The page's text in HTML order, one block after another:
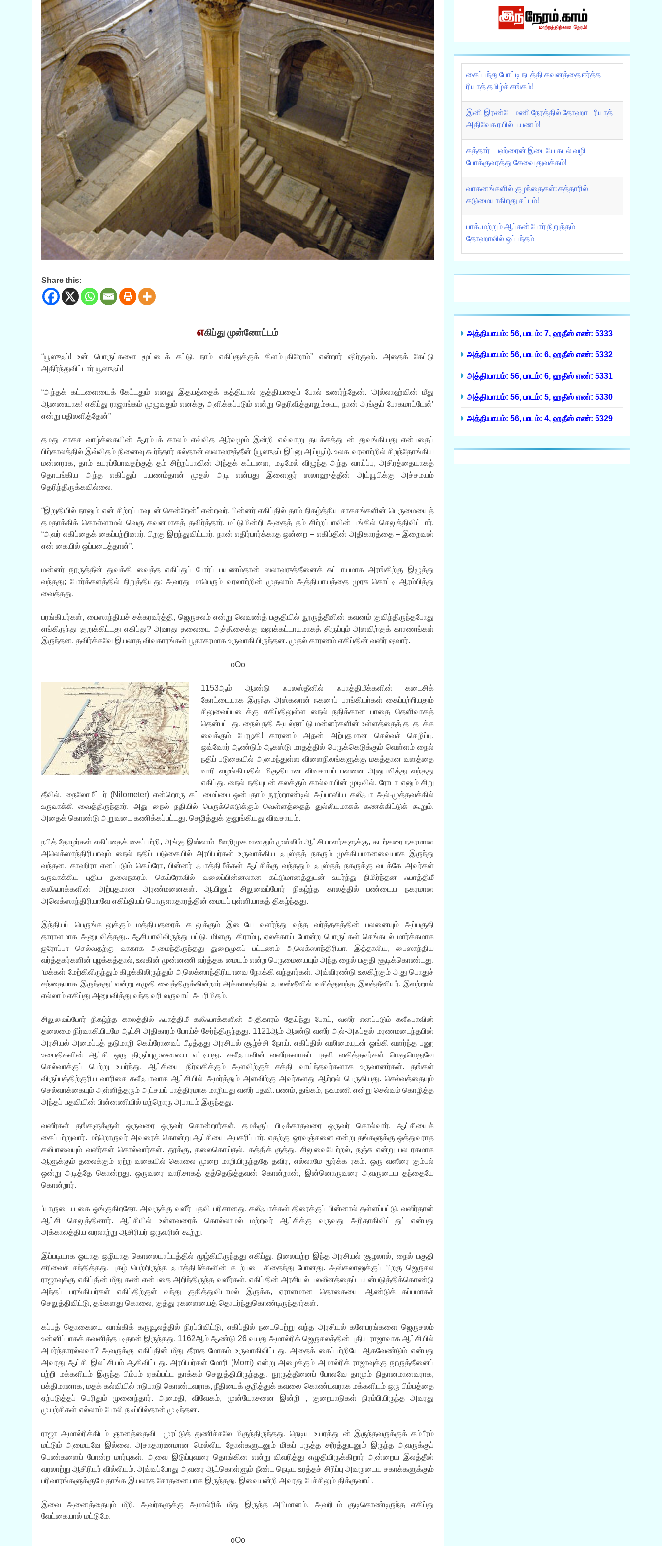
Share this:
எகிப்து முன்னோட்டம்
“யூஸுஃப்! உன் பொருட்களை மூட்டைக் கட்டு. நாம் எகிப்துக்குக் கிளம்புகிறோம்” என்றார் ஷிர்குஹ். அதைக் கேட்டு
அதிர்ந்துவிட்டார் யூஸுஃப்!
“அந்தக் கட்டளையைக் கேட்டதும் எனது இதயத்தைக் கத்தியால் குத்தியதைப் போல் உணர்ந்தேன். ‘அல்லாஹ்வின் மீது
ஆணையாக! எகிப்து ராஜாங்கம் முழுவதும் எனக்கு அளிக்கப்படும் என்று தெரிவித்தாலும்கூட, நான் அங்குப் போகமாட்டேன்’
என்று பதிலளித்தேன்”
தமது சாகச வாழ்க்கையின் ஆரம்பக் காலம் எவ்வித ஆர்வமும் இன்றி எவ்வாறு தயக்கத்துடன் துவங்கியது என்பதைப்
பிற்காலத்தில் இவ்விதம் நினைவு கூர்ந்தார் சுல்தான் ஸலாஹுத்தீன் (யூஸுஃப் இப்னு அய்யூப்). உலக வரலாற்றில் சிறந்தோங்கிய
மன்னராக, தாம் உயரப்போவதற்குத் தம் சிற்றப்பாவின் அந்தக் கட்டளை, மடிமேல் விழுந்த அந்த வாய்ப்பு, அசிரத்தையாகத்
தொடங்கிய அந்த எகிப்துப் பயணம்தான் முதல் அடி என்பது இளைஞர் ஸலாஹுத்தீன் அய்யூபிக்கு அச்சமயம்
தெரிந்திருக்கவில்லை.
“இறுதியில் நானும் என் சிற்றப்பாவுடன் சென்றேன்” என்றவர், பின்னர் எகிப்தில் தாம் நிகழ்த்திய சாகசங்களின் பெருமையைத்
தமதாக்கிக் கொள்ளாமல் வெகு கவனமாகத் தவிர்த்தார். மட்டுமின்றி அதைத் தம் சிற்றப்பாவின் பங்கில் செலுத்திவிட்டார்.
“அவர் எகிப்தைக் கைப்பற்றினார். பிறகு இறந்துவிட்டார். நான் எதிர்பார்க்காத ஒன்றை – எகிப்தின் அதிகாரத்தை – இறைவன்
என் கையில் ஒப்படைத்தான்”.
மன்னர் நூருத்தீன் துவக்கி வைத்த எகிப்துப் போர்ப் பயணம்தான் ஸலாஹுத்தீனைக் கட்டாயமாக அரங்கிற்கு இழுத்து
வந்தது; போர்க்களத்தில் நிறுத்தியது; அவரது மாபெரும் வரலாற்றின் முதலாம் அத்தியாயத்தை முரசு கொட்டி ஆரம்பித்து
வைத்தது.
பரங்கியர்கள், பைஸாந்தியச் சக்கரவர்த்தி, ஜெருசலம் என்று லெவண்த் பகுதியில் நூருத்தீனின் கவனம் குவிந்திருந்தபோது
எங்கிருந்து குறுக்கிட்டது எகிப்து? அவரது தலையை அத்திசைக்கு வலுக்கட்டாயமாகத் திருப்பும் அளவிற்குக் காரணங்கள்
இருந்தன. தவிர்க்கவே இயலாத விவகாரங்கள் பூதாகரமாக உருவாகியிருந்தன. முதல் காரணம் எகிப்தின் வஸீர் ஷவார்.
oOo
1153ஆம் ஆண்டு ஃபலஸ்தீனில் ஃபாத்திமீக்களின் கடைசிக்
கோட்டையாக இருந்த அஸ்கலான் நகரைப் பரங்கியர்கள் கைப்பற்றியதும்
சிலுவைப்படைக்கு எகிப்திலுள்ள நைல் நதிக்கான பாதை தெளிவாகத்
தென்பட்டது. நைல் நதி அயல்நாட்டு மன்னர்களின் உள்ளத்தைத் தடதடக்க
வைக்கும் பேரழகி! காரணம் அதன் அற்புதமான செல்வச் செழிப்பு.
ஒவ்வோர் ஆண்டும் ஆகஸ்டு மாதத்தில் பெருக்கெடுக்கும் வெள்ளம் நைல்
நதிப் படுகையில் அமைந்துள்ள விளைநிலங்களுக்கு மகத்தான வளத்தை
வாரி வழங்கியதில் மிகுதியான விவசாயப் பலனை அனுபவித்து வந்தது
எகிப்து. நைல் நதியுடன் கலக்கும் கால்வாயின் முடிவில், ரோடா எனும் சிறு
தீவில், நைலோமீட்டர் (Nilometer) என்றொரு கட்டமைப்பை ஒன்பதாம் நூற்றாண்டில் அப்பாஸிய கலீஃபா அல்-முத்தவக்கில்
உருவாக்கி வைத்திருந்தார். அது நைல் நதியில் பெருக்கெடுக்கும் வெள்ளத்தைத் துல்லியமாகக் கணக்கிட்டுக் கூறும்.
அதைக் கொண்டு அறுவடை கணிக்கப்பட்டது. செழித்துக் குலுங்கியது விவசாயம்.
நபித் தோழர்கள் எகிப்தைக் கைப்பற்றி, அங்கு இஸ்லாம் மீளறிமுகமானதும் முஸ்லிம் ஆட்சியாளர்களுக்கு, கடற்கரை நகரமான
அலெக்ஸாந்திரியாவும் நைல் நதிப் படுகையில் அரபியர்கள் உருவாக்கிய ஃபுஸ்தத் நகரும் முக்கியமானவையாக இருந்து
வந்தன. காஹிரா எனப்படும் கெய்ரோ, பின்னர் ஃபாத்திமீக்கள் ஆட்சிக்கு வந்ததும் ஃபுஸ்தத் நகருக்கு வடக்கே அவர்கள்
உருவாக்கிய புதிய தலைநகரம். கெய்ரோவில் வலைப்பின்னலான கட்டுமானத்துடன் உயர்ந்து நிமிர்ந்தன ஃபாத்திமீ
கலீஃபாக்களின் அற்புதமான அரண்மனைகள். ஆயினும் சிலுவைப்போர் நிகழ்ந்த காலத்தில் பண்டைய நகரமான
அலெக்ஸாந்திரியாவே எகிப்தியப் பொருளாதாரத்தின் மையப் புள்ளியாகத் திகழ்ந்தது.
இந்தியப் பெருங்கடலுக்கும் மத்தியதரைக் கடலுக்கும் இடையே வளர்ந்து வந்த வர்த்தகத்தின் பலனையும் அப்பகுதி
தாராளமாக அனுபவித்தது.. ஆசியாவிலிருந்து பட்டு, மிளகு, கிராம்பு, ஏலக்காய் போன்ற பொருட்கள் செங்கடல் மார்க்கமாக
ஐரோப்பா செல்வதற்கு வாகாக அமைந்திருந்தது துறைமுகப் பட்டணம் அலெக்ஸாந்திரியா. இத்தாலிய, பைஸாந்திய
வர்த்தகர்களின் புழக்கத்தால், உலகின் முன்னணி வர்த்தக மையம் என்ற பெருமையையும் அந்த நைல் பகுதி சூடிக்கொண்டது.
‘மக்கள் மேற்கிலிருந்தும் கிழக்கிலிருந்தும் அலெக்ஸாந்திரியாவை நோக்கி வந்தார்கள். அவ்விரண்டு உலகிற்கும் அது பொதுச்
சந்தையாக இருந்தது’ என்று எழுதி வைத்திருக்கின்றார் அக்காலத்தில் ஃபலஸ்தீனில் வசித்துவந்த இலத்தீனியர். இவற்றால்
எல்லாம் எகிப்து அனுபவித்து வந்த வரி வருவாய் அபரிமிதம்.
சிலுவைப்போர் நிகழ்ந்த காலத்தில் ஃபாத்திமீ கலீஃபாக்களின் அதிகாரம் தேய்ந்து போய், வஸீர் எனப்படும் கலீஃபாவின்
தலைமை நிர்வாகியிடமே ஆட்சி அதிகாரம் போய்ச் சேர்ந்திருந்தது. 1121ஆம் ஆண்டு வஸீர் அல்-அஃப்தல் மரணமடைந்தபின்
அரசியல் அமைப்புத் தடுமாறி கெய்ரோவைப் பீடித்தது அரசியல் சூழ்ச்சி நோய். எகிப்தில் வலிமையுடன் ஓங்கி வளர்ந்த பனூ
உபைதிகளின் ஆட்சி ஒரு திருப்புமுனையை எட்டியது. கலீஃபாவின் வஸீர்களாகப் பதவி வகித்தவர்கள் மெதுமெதுவே
செல்வாக்குப் பெற்று உயர்ந்து, ஆட்சியை நிர்வகிக்கும் அளவிற்குச் சக்தி வாய்ந்தவர்களாக உருவானர்கள். தங்கள்
விருப்பத்திற்குரிய வாரிசை கலீஃபாவாக ஆட்சியில் அமர்த்தும் அளவிற்கு அவர்களது ஆற்றல் பெருகியது. செல்வத்தையும்
செல்வாக்கையும் அள்ளித்தரும் அட்சயப் பாத்திரமாக மாறியது வஸீர் பதவி. பணம், தங்கம், நவமணி என்று செல்வம் கொழித்த
அந்தப் பதவியின் பின்னணியில் மற்றொரு அபாயம் இருந்தது.
வஸீர்கள் தங்களுக்குள் ஒருவரை ஒருவர் கொன்றார்கள். தமக்குப் பிடிக்காதவரை ஒருவர் கொல்வார். ஆட்சியைக்
கைப்பற்றுவார். மற்றொருவர் அவரைக் கொன்று ஆட்சியை அபகரிப்பார். எதற்கு ஓரவஞ்சனை என்று தங்களுக்கு ஒத்துவராத
கலீபாவையும் வஸீர்கள் கொல்வார்கள். தூக்கு, தலைகொய்தல், கத்திக் குத்து, சிலுவையேற்றல், நஞ்சு என்று பல ரகமாக
ஆளுக்கும் தலைக்கும் ஏற்ற வகையில் கொலை முறை மாறியிருந்ததே தவிர, எல்லாமே மூர்க்க ரகம். ஒரு வஸீரை கும்பல்
ஒன்று அடித்தே கொன்றது. ஒருவரை வாரிசாகத் தத்தெடுத்தவன் கொன்றான், இன்னொருவரை அவருடைய தந்தையே
கொன்றார்.
‘யாருடைய கை ஓங்குகிறதோ, அவருக்கு வஸீர் பதவி பரிசானது. கலீஃபாக்கள் திரைக்குப் பின்னால் தள்ளப்பட்டு, வஸீர்தான்
ஆட்சி செலுத்தினார். ஆட்சியில் உள்ளவரைக் கொல்லாமல் மற்றவர் ஆட்சிக்கு வருவது அரிதாகிவிட்டது’ என்பது
அக்காலத்திய வரலாற்று ஆசிரியர் ஒருவரின் கூற்று.
இப்படியாக ஓயாத ஒழியாத கொலையாட்டத்தில் மூழ்கியிருந்தது எகிப்து. நிலையற்ற இந்த அரசியல் சூழலால், நைல் பகுதி
சரிவைச் சந்தித்தது. புகழ் பெற்றிருந்த ஃபாத்திமீக்களின் கடற்படை சிதைந்து போனது. அஸ்கலானுக்குப் பிறகு ஜெருசல
ராஜாவுக்கு எகிப்தின் மீது கண் என்பதை அறிந்திருந்த வஸீர்கள், எகிப்தின் அரசியல் பலவீனத்தைப் பயன்படுத்திக்கொண்டு
அந்தப் பரங்கியர்கள் எகிப்திற்குள் வந்து குதித்துவிடாமல் இருக்க, ஏராளமான தொகையை ஆண்டுக் கப்பமாகச்
செலுத்திவிட்டு, தங்களது கொலை, குத்து ரகளையைத் தொடர்ந்துகொண்டிருந்தார்கள்.
கப்பத் தொகையை வாங்கிக் கருவூலத்தில் நிரப்பிவிட்டு, எகிப்தில் நடைபெற்று வந்த அரசியல் களேபரங்களை ஜெருசலம்
உன்னிப்பாகக் கவனித்தபடிதான் இருந்தது. 1162ஆம் ஆண்டு 26 வயது அமால்ரிக் ஜெருசலத்தின் புதிய ராஜாவாக ஆட்சியில்
அமர்ந்தாரல்லவா? அவருக்கு எகிப்தின் மீது தீராத மோகம் உருவாகிவிட்டது. அதைக் கைப்பற்றியே ஆகவேண்டும் என்பது
அவரது ஆட்சி இலட்சியம் ஆகிவிட்டது. அரபியர்கள் மோரி (Morri) என்று அழைக்கும் அமால்ரிக் ராஜாவுக்கு நூருத்தீனைப்
பற்றி மக்களிடம் இருந்த பிம்பம் ஏகப்பட்ட தாக்கம் செலுத்தியிருந்தது. நூருத்தீனைப் போலவே தாமும் நிதானமானவராக,
பக்திமானாக, மதக் கல்வியில் ஈடுபாடு கொண்டவராக, நீதியைக் குறித்துக் கவலை கொண்டவராக மக்களிடம் ஒரு பிம்பத்தை
ஏற்படுத்தப் பெரிதும் முனைந்தார். அமைதி, விவேகம், முன்யோசனை இன்றி , குறைபாடுகள் நிரம்பியிருந்த அவரது
முயற்சிகள் எல்லாம் போலி நடிப்பில்தான் முடிந்தன.
ராஜா அமால்ரிக்கிடம் ஞானத்தைவிட முரட்டுத் துணிச்சலே மிகுந்திருந்தது. நெடிய உயரத்துடன் இருந்தவருக்குக் கம்பீரம்
மட்டும் அமையவே இல்லை. அசாதாரணமான மெல்லிய தோள்களுடனும் மிகப் பருத்த சரீரத்துடனும் இருந்த அவருக்குப்
பெண்களைப் போன்ற மார்புகள். அவை இடுப்புவரை தொங்கின என்று விவரித்து எழுதியிருக்கிறார் அன்றைய இலத்தீன்
வரலாற்று ஆசிரியர் வில்லியம். அவ்வப்போது அவரை ஆட்கொள்ளும் நீண்ட நெடிய உரத்தச் சிரிப்பு அவருடைய சகாக்களுக்கும்
பரிவாரங்களுக்குமே தாங்க இயலாத சோதனையாக இருந்தது. இவையன்றி அவரது பேச்சிலும் திக்குவாய்.
இவை அனைத்தையும் மீறி, அவர்களுக்கு அமால்ரிக் மீது இருந்த அபிமானம், அவரிடம் குடிகொண்டிருந்த எகிப்து
வேட்கையால் மட்டுமே.
oOo
கைப்பந்து போட்டி நடத்தி கவனத்தை ஈர்த்த
ரியாத் தமிழ்ச் சங்கம்!
இனி இரண்டே மணி நேரத்தில் தோஹா – ரியாத்
அதிவேக ரயில் பயணம்!
கத்தார் – பஹ்ரைன் இடையே கடல் வழி
போக்குவரத்து சேவை துவக்கம்!
வாகனங்களில் குழந்தைகள்: கத்தாரில்
கடுமையாகிறது சட்டம்!
பாக். மற்றும் ஆப்கன் போர் நிறுத்தம் –
தோஹாவில் ஒப்பந்தம்
அத்தியாயம்: 56, பாடம்: 7, ஹதீஸ் எண்: 5333
அத்தியாயம்: 56, பாடம்: 6, ஹதீஸ் எண்: 5332
அத்தியாயம்: 56, பாடம்: 6, ஹதீஸ் எண்: 5331
அத்தியாயம்: 56, பாடம்: 5, ஹதீஸ் எண்: 5330
அத்தியாயம்: 56, பாடம்: 4, ஹதீஸ் எண்: 5329